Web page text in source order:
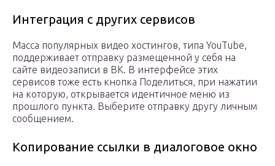
Интеграция с других сервисов
Масса популярных видео хостингов, типа YouTube,
поддерживает отправку размещенной у себя на
сайте видеозаписи в ВК. В интерфейсе этих
сервисов тоже есть кнопка Поделиться, при нажатии
на которую, открывается идентичное меню из
прошлого пункта. Выберите отправку другу личным
сообщением.
Копирование ссылки в диалоговое окно